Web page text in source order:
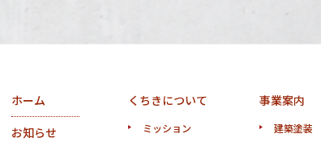
ホーム
お知らせ
くちきについて
ミッション
事業案内
建築塗装